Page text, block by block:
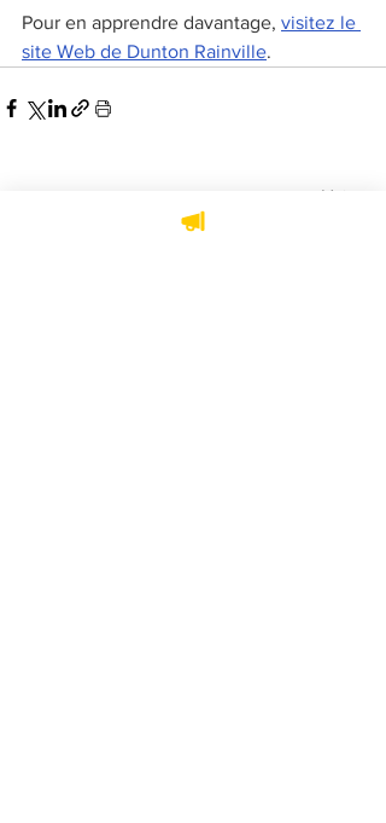
Pour en apprendre davantage, visitez le
site Web de Dunton Rainville.
Voir tout